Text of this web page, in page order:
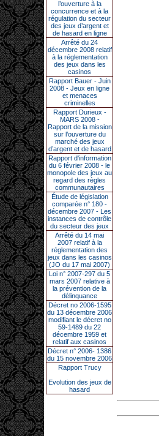
l’ouverture à la
concurrence et à la
régulation du secteur
des jeux d’argent et
de hasard en ligne
Arrêté du 24
décembre 2008 relatif
à la réglementation
des jeux dans les
casinos
Rapport Bauer - Juin
2008 - Jeux en ligne
et menaces
criminelles
Rapport Durieux -
MARS 2008 -
Rapport de la mission
sur l’ouverture du
marché des jeux
d’argent et de hasard
Rapport d'information
du 6 février 2008 - le
monopole des jeux au
regard des règles
communautaires
Étude de législation
comparée n° 180 -
décembre 2007 - Les
instances de contrôle
du secteur des jeux
Arrêté du 14 mai
2007 relatif à la
réglementation des
jeux dans les casinos
(JO du 17 mai 2007)
Loi n° 2007-297 du 5
mars 2007 relative à
la prévention de la
délinquance
Décret no 2006-1595
du 13 décembre 2006
modifiant le décret no
59-1489 du 22
décembre 1959 et
relatif aux casinos
Décret n° 2006- 1386
du 15 novembre 2006
Rapport Trucy
Evolution des jeux de
hasard